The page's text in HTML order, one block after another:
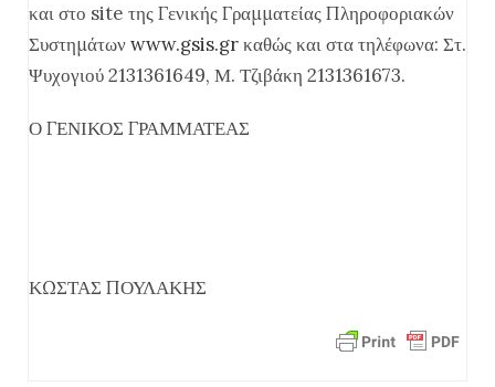
και στο site της Γενικής Γραμματείας Πληροφοριακών
Συστημάτωνwww.gsis.grκαθώς και στα τηλέφωνα: Στ.
Ψυχογιού 2131361649, Μ. Τζιβάκη 2131361673.
Ο ΓΕΝΙΚΟΣ ΓΡΑΜΜΑΤΕΑΣ
ΚΩΣΤΑΣ ΠΟΥΛΑΚΗΣ